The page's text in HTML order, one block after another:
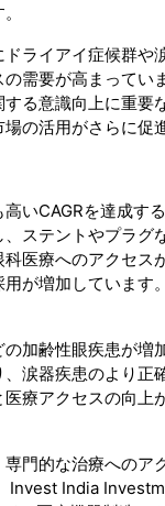
ライアイ症候群や
需要が高まって
る意識向上に重要
の活用がさらに促
いCAGRを達成す
ステントやプラグ
医療へのアクセ
が増加していま
加齢性眼疾患が
涙器疾患のより
療アクセスの向
門的な治療への
Invest India